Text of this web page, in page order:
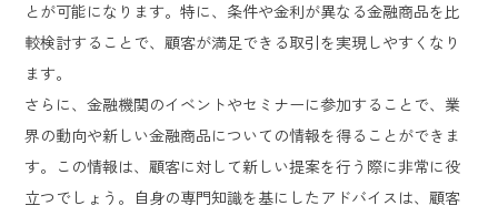
とが可能になります。特に、条件や金利が異なる金融商品を比
較検討することで、顧客が満足できる取引を実現しやすくなり
ます。
さらに、金融機関のイベントやセミナーに参加することで、業
界の動向や新しい金融商品についての情報を得ることができま
す。この情報は、顧客に対して新しい提案を行う際に非常に役
立つでしょう。自身の専門知識を基にしたアドバイスは、顧客